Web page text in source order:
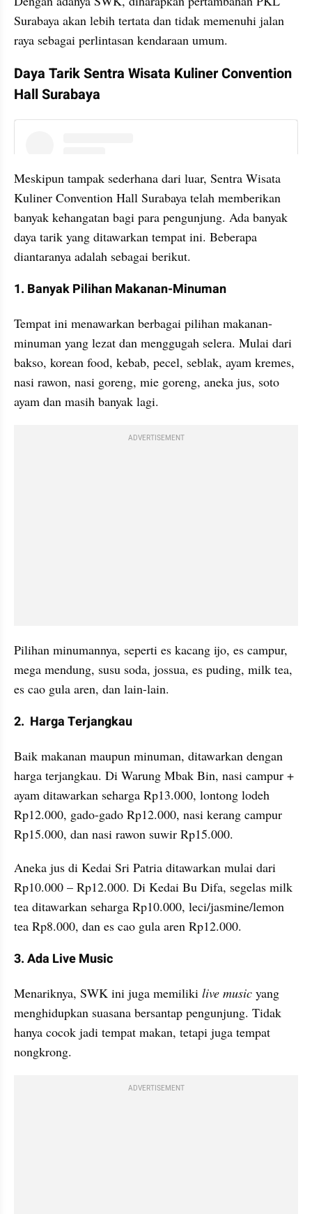
Surabaya akan lebih tertata dan tidak memenuhi jalan
raya sebagai perlintasan kendaraan umum.
Daya Tarik Sentra Wisata Kuliner Convention
Hall Surabaya
Meskipun tampak sederhana dari luar, Sentra Wisata
Kuliner Convention Hall Surabaya telah memberikan
banyak kehangatan bagi para pengunjung. Ada banyak
daya tarik yang ditawarkan tempat ini. Beberapa
diantaranya adalah sebagai berikut.
1. Banyak Pilihan Makanan-Minuman
Tempat ini menawarkan berbagai pilihan makanan-
minuman yang lezat dan menggugah selera. Mulai dari
bakso, korean food, kebab, pecel, seblak, ayam kremes,
nasi rawon, nasi goreng, mie goreng, aneka jus, soto
ayam dan masih banyak lagi.
ADVERTISEMENT
Pilihan minumannya, seperti es kacang ijo, es campur,
mega mendung, susu soda, jossua, es puding, milk tea,
es cao gula aren, dan lain-lain.
2.  Harga Terjangkau
Baik makanan maupun minuman, ditawarkan dengan
harga terjangkau. Di Warung Mbak Bin, nasi campur +
ayam ditawarkan seharga Rp13.000, lontong lodeh
Rp12.000, gado-gado Rp12.000, nasi kerang campur
Rp15.000, dan nasi rawon suwir Rp15.000.
Aneka jus di Kedai Sri Patria ditawarkan mulai dari
Rp10.000 – Rp12.000. Di Kedai Bu Difa, segelas milk
tea ditawarkan seharga Rp10.000, leci/jasmine/lemon
tea Rp8.000, dan es cao gula aren Rp12.000.
3. Ada Live Music
Menariknya, SWK ini juga memiliki live music yang
menghidupkan suasana bersantap pengunjung. Tidak
hanya cocok jadi tempat makan, tetapi juga tempat
nongkrong.
ADVERTISEMENT